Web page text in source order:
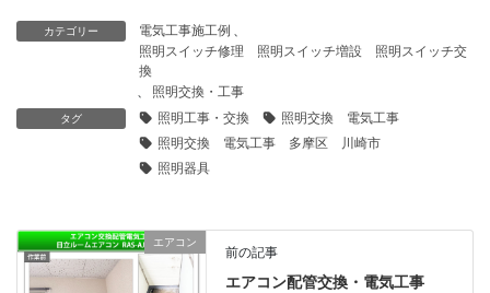
カテゴリー 電気工事施工例 、
照明スイッチ修理 照明スイッチ増設 照明スイッチ交
換
、
照明交換・工事
タグ 照明工事・交換
照明交換 電気工事
照明交換 電気工事 多摩区 川崎市
照明器具
エアコン
前の記事
エアコン配管交換・電気工事